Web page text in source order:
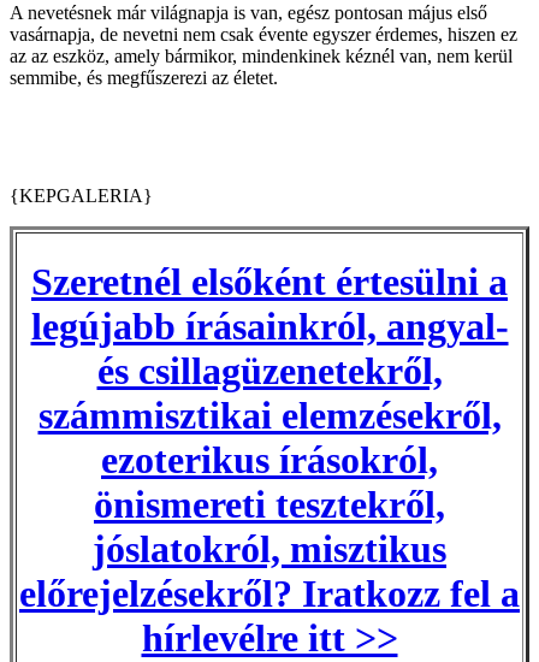
A nevetésnek már világnapja is van, egész pontosan május első
vasárnapja, de nevetni nem csak évente egyszer érdemes, hiszen ez
az az eszköz, amely bármikor, mindenkinek kéznél van, nem kerül
semmibe, és megfűszerezi az életet.
{KEPGALERIA}
Szeretnél elsőként értesülni a
legújabb írásainkról, angyal-
és csillagüzenetekről,
számmisztikai elemzésekről,
ezoterikus írásokról,
önismereti tesztekről,
jóslatokról, misztikus
előrejelzésekről? Iratkozz fel a
hírlevélre itt >>